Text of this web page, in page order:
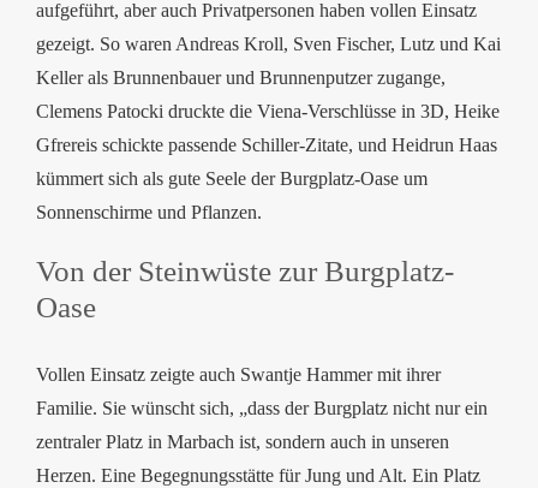
aufgeführt, aber auch Privatpersonen haben vollen Einsatz
gezeigt. So waren Andreas Kroll, Sven Fischer, Lutz und Kai
Keller als Brunnenbauer und Brunnenputzer zugange,
Clemens Patocki druckte die Viena-Verschlüsse in 3D, Heike
Gfrereis schickte passende Schiller-Zitate, und Heidrun Haas
kümmert sich als gute Seele der Burgplatz-Oase um
Sonnenschirme und Pflanzen.
Von der Steinwüste zur Burgplatz-
Oase
Vollen Einsatz zeigte auch Swantje Hammer mit ihrer
Familie. Sie wünscht sich, „dass der Burgplatz nicht nur ein
zentraler Platz in Marbach ist, sondern auch in unseren
Herzen. Eine Begegnungsstätte für Jung und Alt. Ein Platz